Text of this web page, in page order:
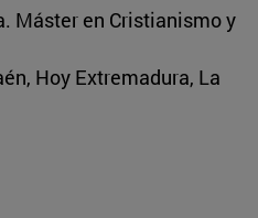
Máster en Cristianismo y
Hoy Extremadura, La